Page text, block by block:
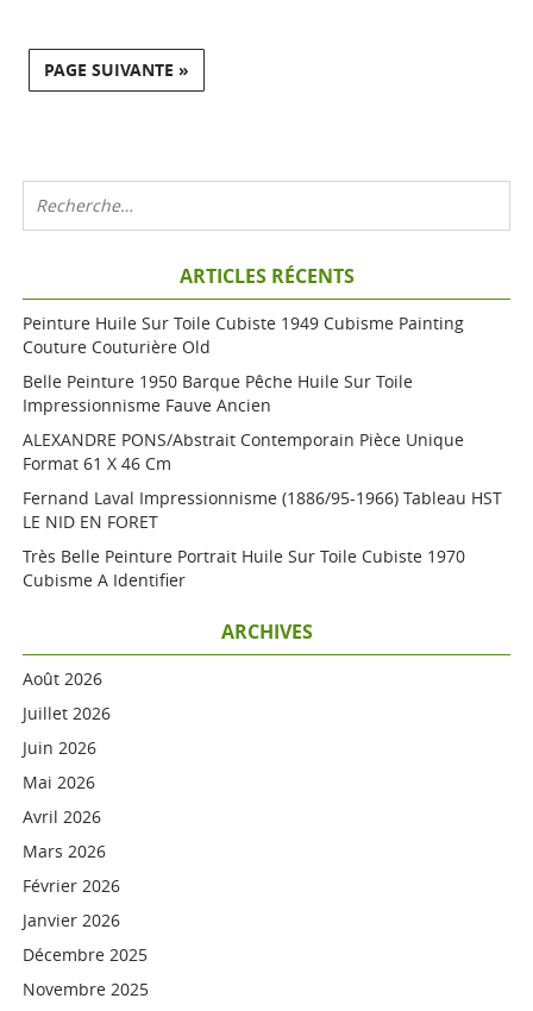
PAGE SUIVANTE »
ARTICLES RÉCENTS
Peinture Huile Sur Toile Cubiste 1949 Cubisme Painting
Couture Couturière Old
Belle Peinture 1950 Barque Pêche Huile Sur Toile
Impressionnisme Fauve Ancien
ALEXANDRE PONS/Abstrait Contemporain Pièce Unique
Format 61 X 46 Cm
Fernand Laval Impressionnisme (1886/95-1966) Tableau HST
LE NID EN FORET
Très Belle Peinture Portrait Huile Sur Toile Cubiste 1970
Cubisme A Identifier
ARCHIVES
Août 2026
Juillet 2026
Juin 2026
Mai 2026
Avril 2026
Mars 2026
Février 2026
Janvier 2026
Décembre 2025
Novembre 2025